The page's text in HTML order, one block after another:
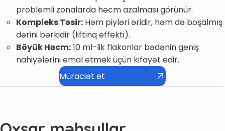
problemli zonalarda həcm azalması görünür.
Kompleks Təsir: Həm piyləri əridir, həm də boşalmış
dərini bərkidir (liftinq effekti).
Böyük Həcm:10 ml-lik flakonlar bədənin geniş
nahiyələrini emal etmək üçün kifayət edir.
Müraciət et